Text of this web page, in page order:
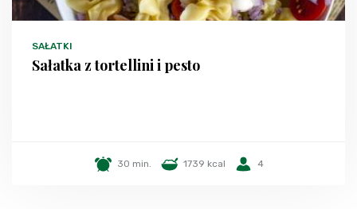
SAŁATKI
Sałatka z tortellini i pesto
30 min. 1739 kcal 4